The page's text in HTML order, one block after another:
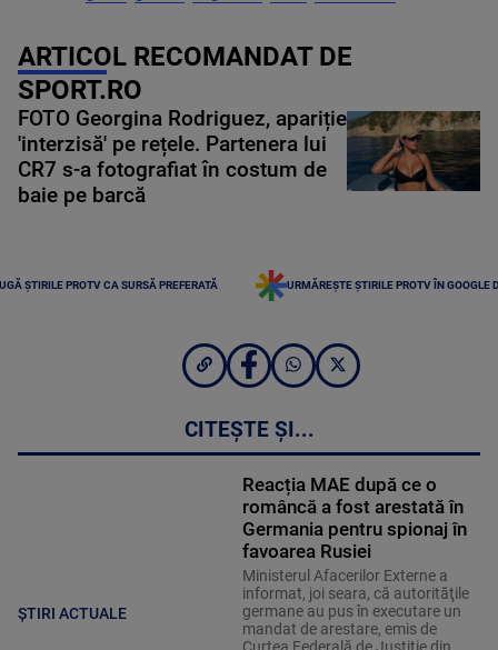
ARTICOL RECOMANDAT DE
SPORT.RO
FOTO Georgina Rodriguez, apariție
'interzisă' pe rețele. Partenera lui
CR7 s-a fotografiat în costum de
baie pe barcă
ȘTIRILE PROTV CA SURSĂ PREFERATĂ URMĂREȘTE ȘTIRILE PROTV ÎN GOOGLE
CITEȘTE ȘI...
ȘTIRI ACTUALE
Reacția MAE după ce o
româncă a fost arestată în
Germania pentru spionaj în
favoarea Rusiei
Ministerul Afacerilor Externe a
informat, joi seara, că autorităţile
germane au pus în executare un
mandat de arestare, emis de